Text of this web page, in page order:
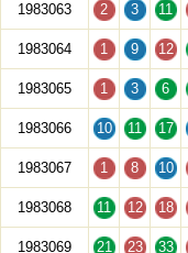
1983063 2 3 11
1983064 1 9 12
1983065 1 3 6
1983066 10 11 17
1983067 1 8 10
1983068 11 12 18
1983069 21 23 33